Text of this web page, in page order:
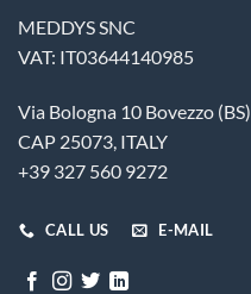
MEDDYS SNC
VAT: IT03644140985
Via Bologna 10 Bovezzo (BS)
CAP 25073, ITALY
+39 327 560 9272
CALL US E-MAIL